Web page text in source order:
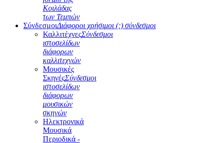
Κοιλάδας
των Τεμπών
ΣύνδεσμοιΔιάφοροι χρήσιμοι (;) σύνδεσμοι
ΚαλλιτέχνεςΣύνδεσμοι
ιστοσελίδων
διάφορων
καλλιτεχνών
Μουσικές
ΣκηνέςΣύνδεσμοι
ιστοσελίδων
διάφορων
μουσικών
σκηνών
Ηλεκτρονικά
Μουσικά
Περιοδικά -